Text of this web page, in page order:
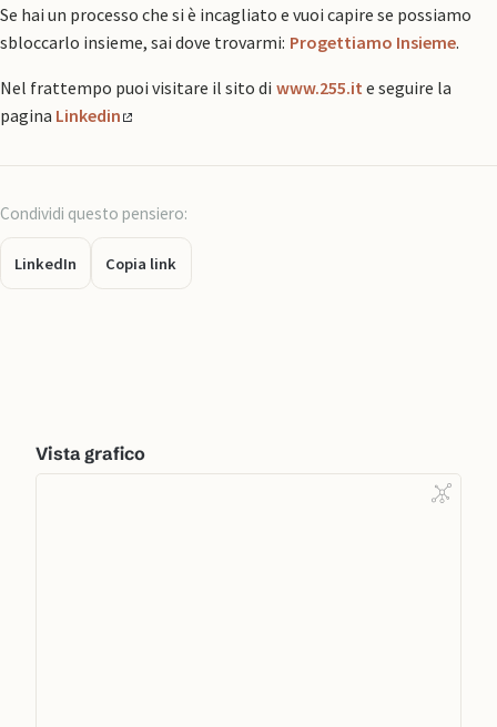
Se hai un processo che si è incagliato e vuoi capire se possiamo
sbloccarlo insieme, sai dove trovarmi: Progettiamo Insieme.
Nel frattempo puoi visitare il sito di www.255.it e seguire la
pagina Linkedin
Condividi questo pensiero:
LinkedIn Copia link
Vista grafico